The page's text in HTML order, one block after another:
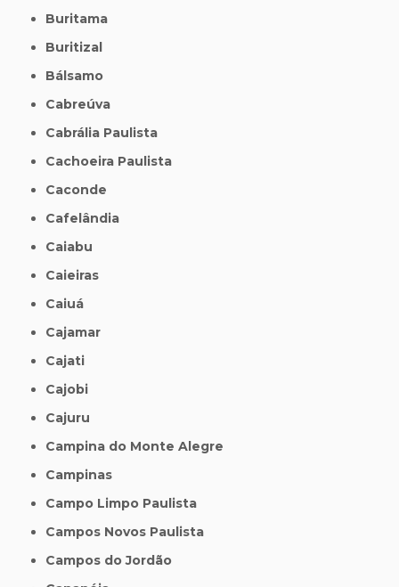
Buritama
Buritizal
Bálsamo
Cabreúva
Cabrália Paulista
Cachoeira Paulista
Caconde
Cafelândia
Caiabu
Caieiras
Caiuá
Cajamar
Cajati
Cajobi
Cajuru
Campina do Monte Alegre
Campinas
Campo Limpo Paulista
Campos Novos Paulista
Campos do Jordão